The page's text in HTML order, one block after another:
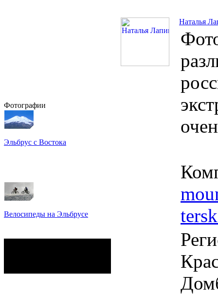
Фотографии
Эльбрус с Востока
Велосипеды на Эльбрусе
Наталья